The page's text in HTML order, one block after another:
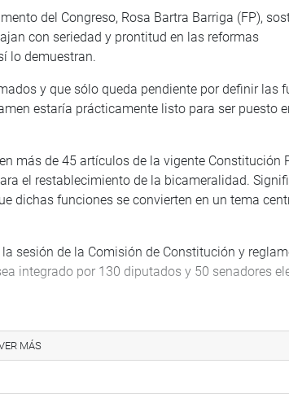
del Congreso, Rosa Bartra Barriga (FP),
con seriedad y prontitud en las reformas
lo demuestran.
y que sólo queda pendiente por definir las
estaría prácticamente listo para ser puesto
más de 45 artículos de la vigente Constitución
el restablecimiento de la bicameralidad.
dichas funciones se convierten en un tema
sesión de la Comisión de Constitución y
integrado por 130 diputados y 50 senadores
y redes sociales.
MÁS